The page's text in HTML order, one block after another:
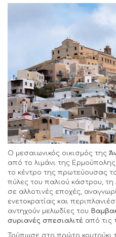
Ο μεσαιωνικός οικισμός της
από το λιμάνι της
το κέντρο της πρωτεύουσας
πύλες του παλιού κάστρου, τη
σε αλλοτινές εποχές,
ενετοκρατίας και
αντηχούν μελωδίες του
συριανές σπεσιαλιτέ από τις